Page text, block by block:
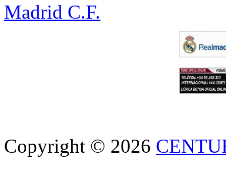
Madrid C.F.
Copyright © 2026